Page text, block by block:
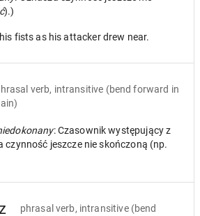
).)
fists as his attacker drew near.
verb, intransitive (bend forward in
: Czasownik występujący z
czynność jeszcze nie skończoną (np.
phrasal verb, intransitive (bend